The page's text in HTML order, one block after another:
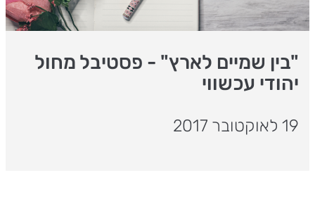
"בין שמיים לארץ" - פסטיבל מחול
יהודי עכשווי
19 לאוקטובר 2017